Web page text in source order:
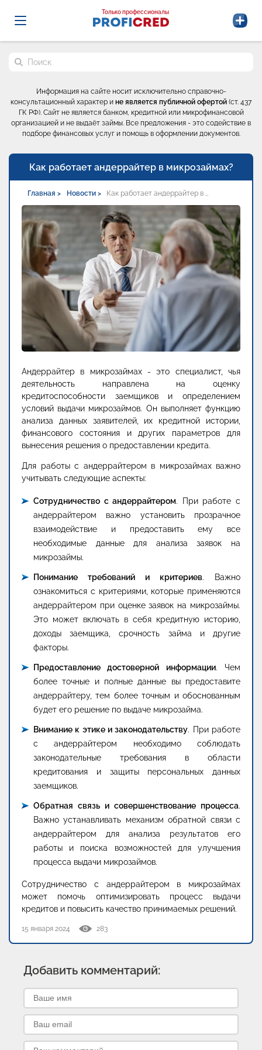
Probrokery - Только профессионалы
Только профессионалы
Поиск по сайту
Информация на сайте носит исключительно справочно-
консультационный характер и не является публичной офертой (ст. 437
ГК РФ). Сайт не является банком, кредитной или микрофинансовой
организацией и не выдаёт займы. Все предложения - это содействие в
подборе финансовых услуг и помощь в оформлении документов.
Как работает андеррайтер в микрозаймах?
Главная > Новости > Как работает андеррайтер в …
Андеррайтер в микрозаймах - это специалист, чья
деятельность направлена на оценку
кредитоспособности заемщиков и определением
условий выдачи микрозаймов. Он выполняет функцию
анализа данных заявителей, их кредитной истории,
финансового состояния и других параметров для
вынесения решения о предоставлении кредита.
Для работы с андеррайтером в микрозаймах важно
учитывать следующие аспекты:
Сотрудничество с андеррайтером. При работе с
андеррайтером важно установить прозрачное
взаимодействие и предоставить ему все
необходимые данные для анализа заявок на
микрозаймы.
Понимание требований и критериев. Важно
ознакомиться с критериями, которые применяются
андеррайтером при оценке заявок на микрозаймы.
Это может включать в себя кредитную историю,
доходы заемщика, срочность займа и другие
факторы.
Предоставление достоверной информации. Чем
более точные и полные данные вы предоставите
андеррайтеру, тем более точным и обоснованным
будет его решение по выдаче микрозайма.
Внимание к этике и законодательству. При работе
с андеррайтером необходимо соблюдать
законодательные требования в области
кредитования и защиты персональных данных
заемщиков.
Обратная связь и совершенствование процесса.
Важно устанавливать механизм обратной связи с
андеррайтером для анализа результатов его
работы и поиска возможностей для улучшения
процесса выдачи микрозаймов.
Сотрудничество с андеррайтером в микрозаймах
может помочь оптимизировать процесс выдачи
кредитов и повысить качество принимаемых решений.
15 января 2024 283
Добавить комментарий: